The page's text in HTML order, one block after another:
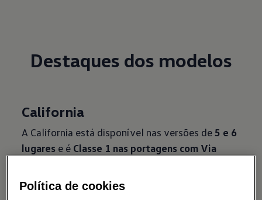
Destaques dos modelos
California
A California está disponível nas versões de5 e 6
lugares e é Classe 1 nas portagens com Via
do mercado, oferece carregamento rápido e
Política de cookies